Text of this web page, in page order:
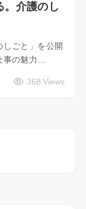
。介護のし
ごと」を公開
事の魅力…
368 Views